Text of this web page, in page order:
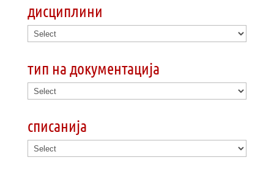
дисциплини
тип на документација
списанија